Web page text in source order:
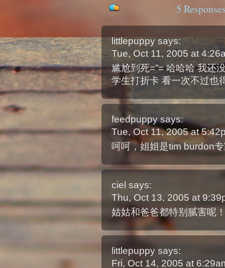
5
littlepuppy says:
Tue, Oct 11, 2005 at
尴尬到死=”= 哈哈哈 我还
学生打折卡 看一次不过也
feedpuppy says:
Tue, Oct 11, 2005 at
呵呵，姐姐是tim burdon
ciel says:
Thu, Oct 13, 2005 at
姑姑和爸爸都特别腻害呢
littlepuppy says:
Fri, Oct 14, 2005 at